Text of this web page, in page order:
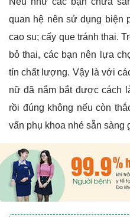
quan hệ nên sử dụng biện
cao su; cấy que tránh thai.
bỏ thai, các bạn nên lựa
tín chất lượng. Vậy là với
nữ đã nắm bắt đượccách
rồi đúng không nếu còn
vấn phụ khoa nhé sẵn sàng